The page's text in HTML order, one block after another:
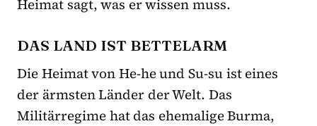
Heimat sagt, was er wissen muss.
DAS LAND IST BETTELARM
Die Heimat von He-he und Su-su ist eines
der ärmsten Länder der Welt. Das
Militärregime hat das ehemalige Burma,